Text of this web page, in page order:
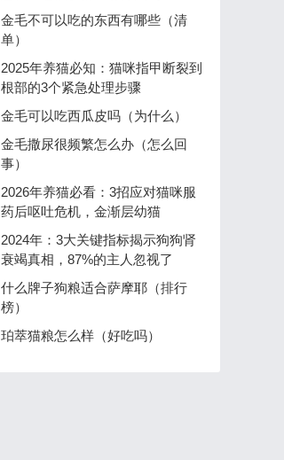
金毛不可以吃的东西有哪些（清
单）
2025年养猫必知：猫咪指甲断裂到
根部的3个紧急处理步骤
金毛可以吃西瓜皮吗（为什么）
金毛撒尿很频繁怎么办（怎么回
事）
2026年养猫必看：3招应对猫咪服
药后呕吐危机，金渐层幼猫
2024年：3大关键指标揭示狗狗肾
衰竭真相，87%的主人忽视了
什么牌子狗粮适合萨摩耶（排行
榜）
珀萃猫粮怎么样（好吃吗）